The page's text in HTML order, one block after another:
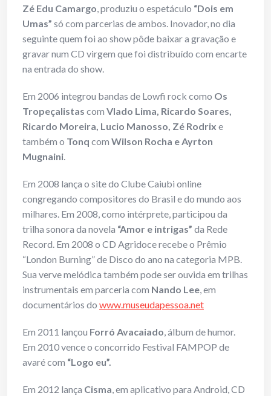
Zé Edu Camargo, produziu o espetáculo “Dois em
Umas” só com parcerias de ambos. Inovador, no dia
seguinte quem foi ao show pôde baixar a gravação e
gravar num CD virgem que foi distribuído com encarte
na entrada do show.
Em 2006 integrou bandas de Lowfi rock como Os
Tropeçalistas com Vlado Lima, Ricardo Soares,
Ricardo Moreira, Lucio Manosso, Zé Rodrix e
também o Tonq com Wilson Rocha e Ayrton
Mugnaini.
Em 2008 lança o site do Clube Caiubi online
congregando compositores do Brasil e do mundo aos
milhares. Em 2008, como intérprete, participou da
trilha sonora da novela “Amor e intrigas” da Rede
Record. Em 2008 o CD Agridoce recebe o Prêmio
“London Burning” de Disco do ano na categoria MPB.
Sua verve melódica também pode ser ouvida em trilhas
instrumentais em parceria com Nando Lee, em
documentários do www.museudapessoa.net
Em 2011 lançou Forró Avacaiado, álbum de humor.
Em 2010 vence o concorrido Festival FAMPOP de
avaré com “Logo eu”.
Em 2012 lança Cisma, em aplicativo para Android, CD